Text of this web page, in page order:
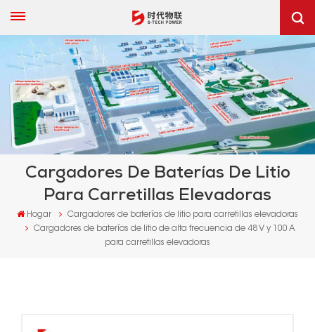
Cargadores De Baterías De Litio
Para Carretillas Elevadoras
Hogar
Cargadores de baterías de litio para carretillas elevadoras
Cargadores de baterías de litio de alta frecuencia de 48 V y 100 A
para carretillas elevadoras